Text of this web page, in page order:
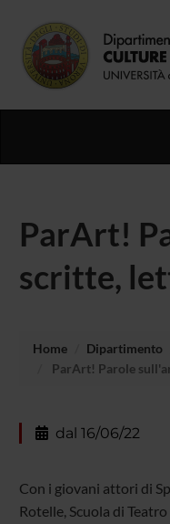
ParArt!
scritte,
Home Dipartimento
ParArt! Parole
dal 16/06/22
Con i giovani attori di
Rotelle, Scuola di